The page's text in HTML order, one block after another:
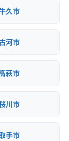
が重要
久市
河市
萩市
川市
手市